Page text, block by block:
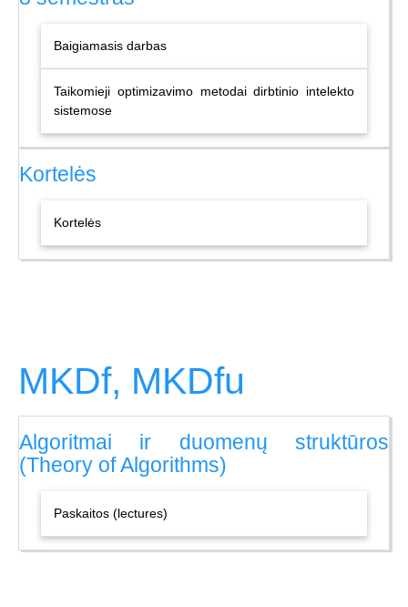
Baigiamasis darbas
Taikomieji optimizavimo metodai dirbtinio intelekto
sistemose
Kortelės
Kortelės
MKDf, MKDfu
Algoritmai ir duomenų struktūros
(Theory of Algorithms)
Paskaitos (lectures)